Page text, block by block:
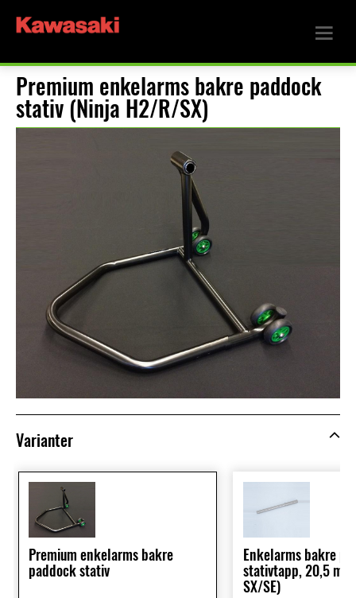
Premium enkelarms bakre paddock
stativ (Ninja H2/R/SX)
Varianter
Premium enkelarms bakre
paddock stativ
Enkelarms bakre
stativtapp, 20,5
SX/SE)